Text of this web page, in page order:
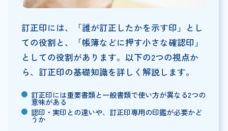
訂正印には、「誰が訂正したかを示す印」とし
ての役割と、「帳簿などに押す小さな確認印」
としての役割があります。以下の2つの視点か
ら、訂正印の基礎知識を詳しく解説します。
訂正印には重要書類と一般書類で使い方が異なる2つの
意味がある
認印・実印との違いや、訂正印専用の印鑑が必要かど
うか